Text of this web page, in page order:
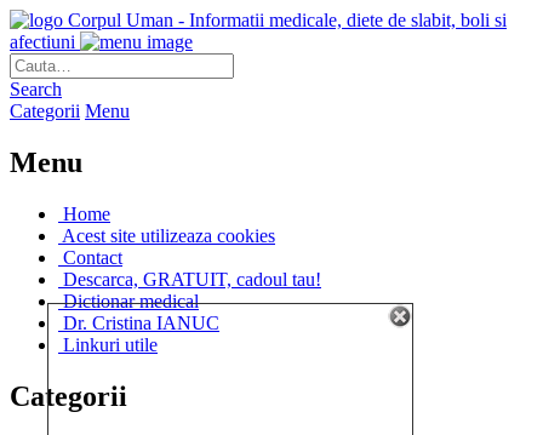
Corpul Uman - Informatii medicale, diete de slabit, boli si
afectiuni
Search
Categorii Menu
Menu
Home
Acest site utilizeaza cookies
Contact
Descarca, GRATUIT, cadoul tau!
Dictionar medical
Dr. Cristina IANUC
Linkuri utile
Categorii